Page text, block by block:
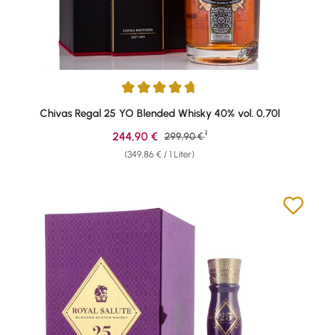
Durchschnittliche Bewertung von 4.86 von 5 Sternen
Chivas Regal 25 YO Blended Whisky 40% vol. 0,70l
(349,86 € / 1 Liter)
Verkaufspreis:
244,90 € Regulärer Preis:
299,90 € 1